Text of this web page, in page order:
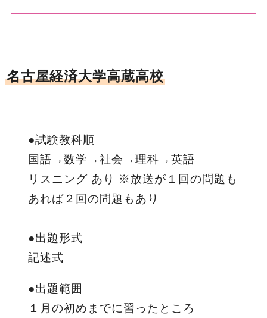
名古屋経済大学高蔵高校
●試験教科順
国語→数学→社会→理科→英語
リスニング あり ※放送が１回の問題も
あれば２回の問題もあり
●出題形式
記述式
●出題範囲
１月の初めまでに習ったところ